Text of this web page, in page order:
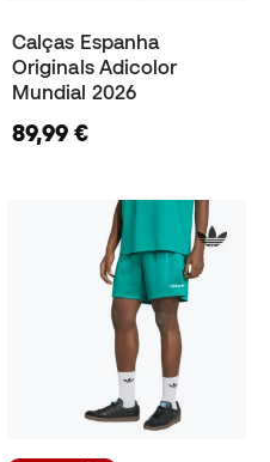
Calças Espanha
Originals Adicolor
Mundial 2026
89,99 €